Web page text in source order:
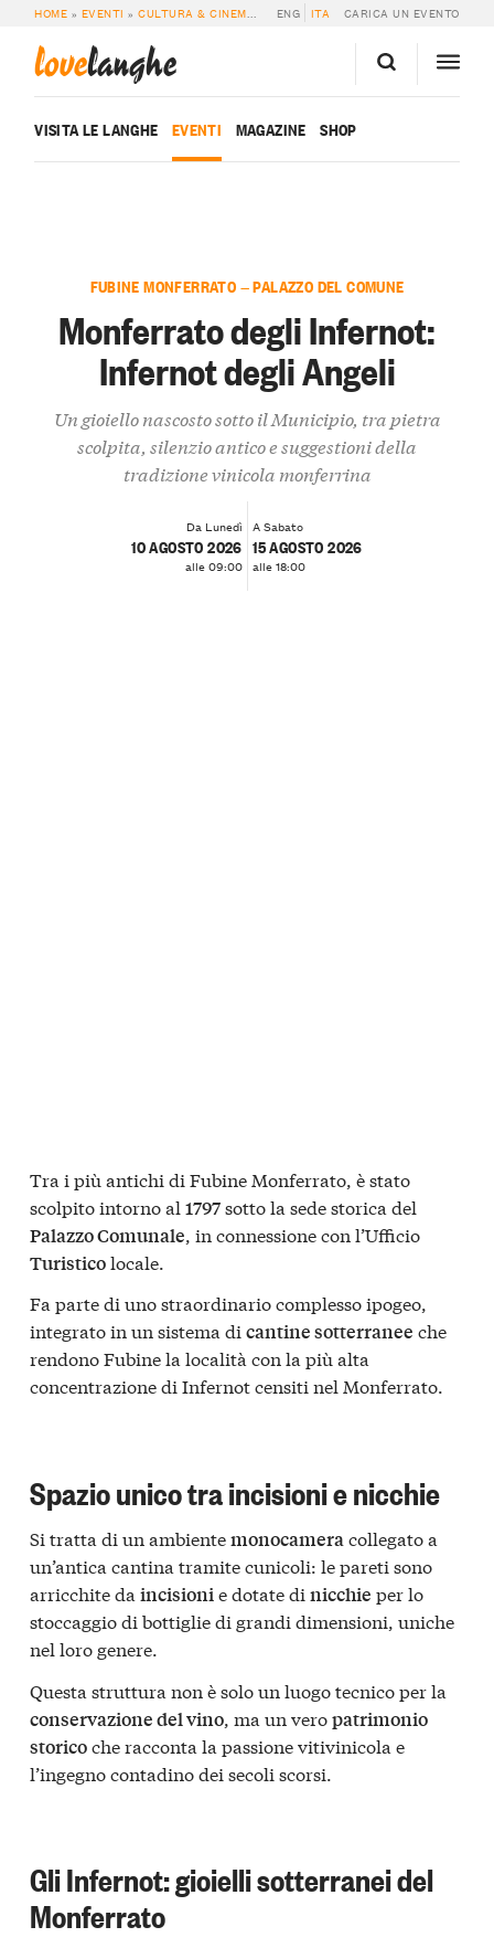
HOME » EVENTI »CULTURA & CINEMA » MONFERRATO DEGLI INFERNOT:
ENG ITA CARICA UN EVENTO
lovelanghe
VISITA LE LANGHE EVENTI MAGAZINE SHOP
FUBINE MONFERRATO — PALAZZO DEL COMUNE
Monferrato degli Infernot:
Infernot degli Angeli
Un gioiello nascosto sotto il Municipio, tra pietra
scolpita, silenzio antico e suggestioni della
tradizione vinicola monferrina
Da Lunedì
10 AGOSTO 2026
alle 09:00
A Sabato
15 AGOSTO 2026
alle 18:00
Tra i più antichi di Fubine Monferrato, è stato
scolpito intorno al 1797sotto la sede storica del
Palazzo Comunale, in connessione con l’Ufficio
Turisticolocale.
Fa parte di uno straordinario complesso ipogeo,
integrato in un sistema di cantine sotterranee che
rendono Fubine la località con la più alta
concentrazione di Infernot censiti nel Monferrato.
Spazio unico tra incisioni e nicchie
Si tratta di un ambientemonocameracollegato a
un’antica cantina tramite cunicoli: le pareti sono
arricchite da incisionie dotate di nicchie per lo
stoccaggio di bottiglie di grandi dimensioni, uniche
nel loro genere.
Questa struttura non è solo un luogo tecnico per la
conservazione del vino, ma un veropatrimonio
storicoche racconta la passione vitivinicola e
l’ingegno contadino dei secoli scorsi.
Gli Infernot: gioielli sotterranei del
Monferrato